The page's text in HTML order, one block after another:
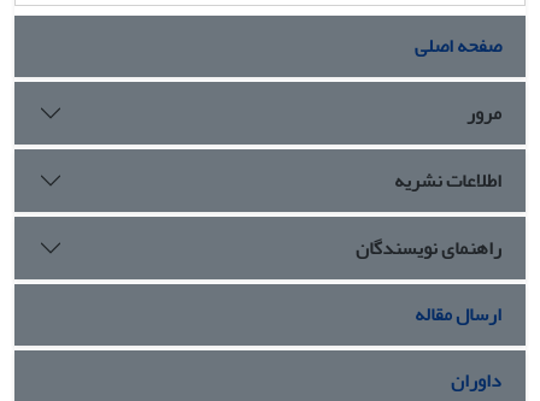
صفحه اصلی
مرور
اطلاعات نشریه
راهنمای نویسندگان
ارسال مقاله
داوران